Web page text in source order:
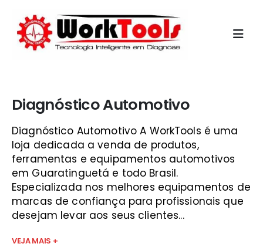
Diagnóstico Automotivo
Diagnóstico Automotivo A WorkTools é uma
loja dedicada a venda de produtos,
ferramentas e equipamentos automotivos
em Guaratinguetá e todo Brasil.
Especializada nos melhores equipamentos de
marcas de confiança para profissionais que
desejam levar aos seus clientes...
VEJA MAIS +